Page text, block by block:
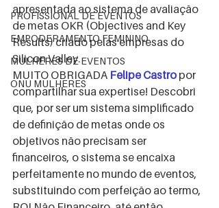
PROFISSIONAL DE EVENTOS
EMPODERAMENTO FEMININO
MULHERES DE EVENTOS
ONU MULHERES
apresentada ao sistema de avaliação
de metas OKR (Objectives and Key
Results) criado pelas empresas do
Silicon Valley.
MUITO OBRIGADA Felipe Castro por
compartilhar sua expertise! Descobri
que, por ser um sistema simplificado
de definição de metas onde os
objetivos não precisam ser
financeiros, o sistema se encaixa
perfeitamente no mundo de eventos,
substituindo com perfeição ao termo,